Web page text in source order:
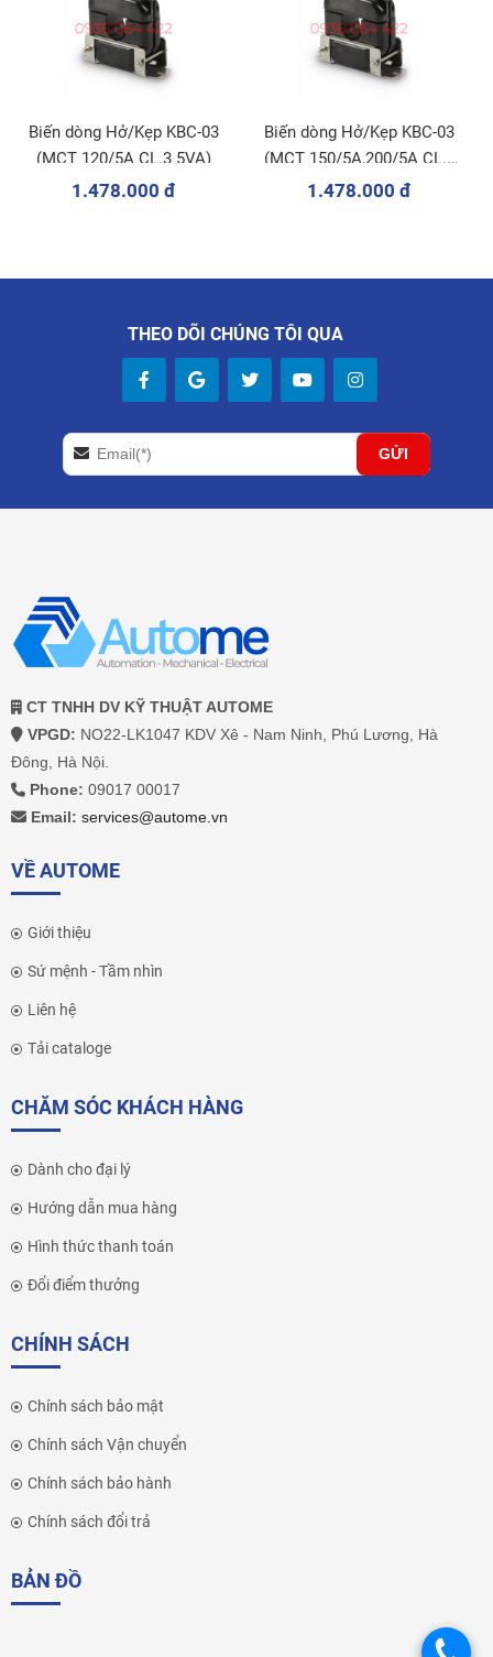
Biến dòng Hở/Kẹp KBC-03
(MCT 120/5A CL.3 5VA)
1.478.000 đ
Biến dòng Hở/Kẹp KBC-03
(MCT 150/5A,200/5A CL.3
5VA)
1.478.000 đ
THEO DÕI CHÚNG TÔI QUA
CT TNHH DV KỸ THUẬT AUTOME
VPGD: NO22-LK1047 KDV Xê - Nam Ninh, Phú Lương, Hà
Đông, Hà Nội.
Phone: 09017 00017
Email: services@autome.vn
VỀ AUTOME
Giới thiệu
Sứ mệnh - Tầm nhìn
Liên hệ
Tải cataloge
CHĂM SÓC KHÁCH HÀNG
Dành cho đại lý
Hướng dẫn mua hàng
Hình thức thanh toán
Đổi điểm thưởng
CHÍNH SÁCH
Chính sách bảo mật
Chính sách Vận chuyển
Chính sách bảo hành
Chính sách đổi trả
BẢN ĐỒ
.